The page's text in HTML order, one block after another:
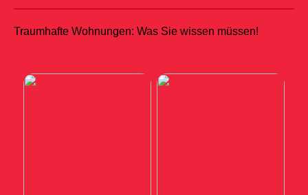
Traumhafte Wohnungen: Was Sie wissen müssen!